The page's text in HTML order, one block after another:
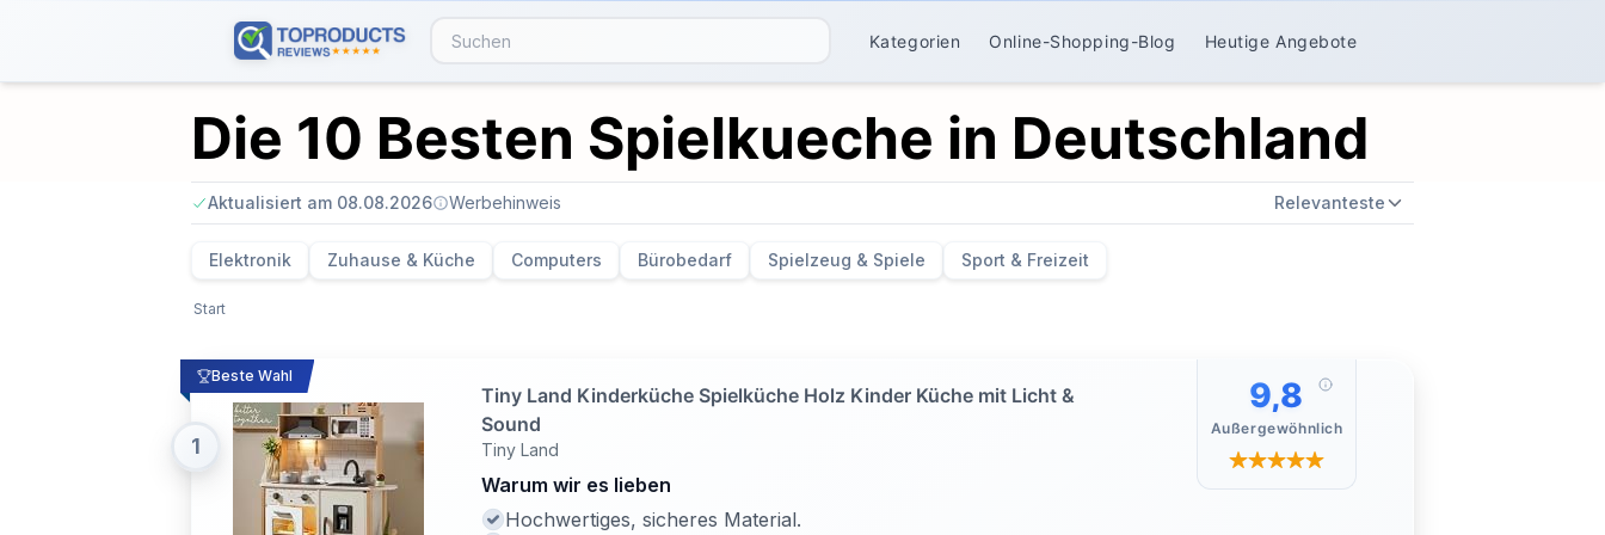
Kategorien Online-Shopping-Blog Heutige Angebote
Die 10 Besten Spielkueche in Deutschland
Aktualisiert am 08.08.2026 Werbehinweis Relevanteste
Elektronik Zuhause & Küche Computers Bürobedarf Spielzeug & Spiele Sport & Freizeit
Start
Beste Wahl
1
Tiny Land Kinderküche Spielküche Holz Kinder Küche mit Licht &
Sound
Tiny Land
Warum wir es lieben
Hochwertiges, sicheres Material.
9,8
Außergewöhnlich